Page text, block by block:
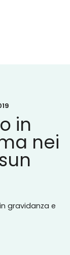
in
nei
gravidanza e